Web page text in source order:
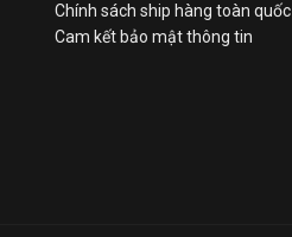
Chính sách ship hàng toàn quốc
Cam kết bảo mật thông tin